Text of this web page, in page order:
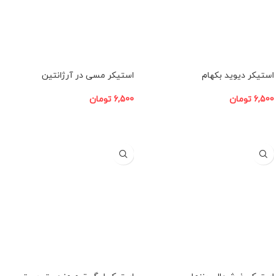
استیکر دیوید بکهام
6,500 تومان
استیکر مسی در آرژانتین
6,500 تومان